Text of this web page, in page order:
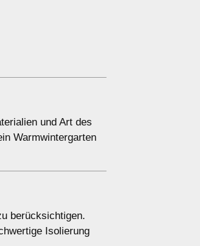
und Art des
Warmwintergarten
berücksichtigen.
Isolierung